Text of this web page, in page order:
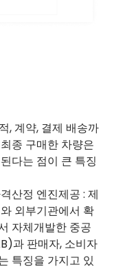
, 계약, 결제 배송까
종 구매한 차량은
다는 점이 큰 특징
산정 엔진제공 : 제
외부기관에서 확
자체개발한 중공
과 판매자, 소비자
특징을 가지고 있